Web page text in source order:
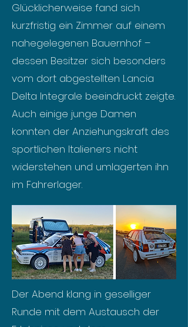
Glücklicherweise fand sich
kurzfristig ein Zimmer auf einem
nahegelegenen Bauernhof –
dessen Besitzer sich besonders
vom dort abgestellten Lancia
Delta Integrale beeindruckt zeigte.
Auch einige junge Damen
konnten der Anziehungskraft des
sportlichen Italieners nicht
widerstehen und umlagerten ihn
im Fahrerlager.
Der Abend klang in geselliger
Runde mit dem Austausch der